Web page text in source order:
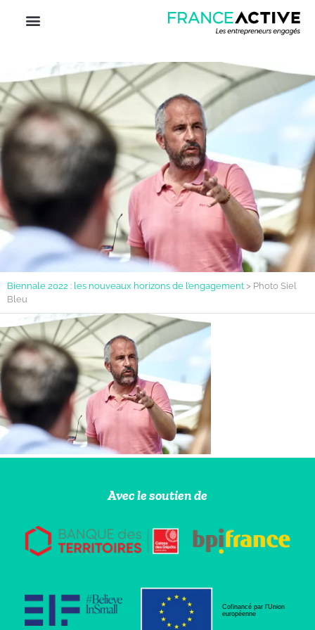
Biennale 2022 : les nouveaux horizons de l’engagement > Photo Siel
Bleu
Avec le soutien de
Cofinancé par l’Union
européenne